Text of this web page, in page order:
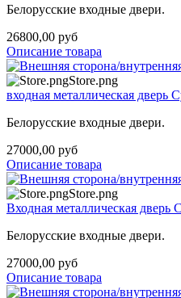
Белорусские входные двери.
26800,00 руб
Описание товара
Store.png
входная металлическая
Белорусские входные двери.
27000,00 руб
Описание товара
Store.png
Входная металлическая
Белорусские входные двери.
27000,00 руб
Описание товара